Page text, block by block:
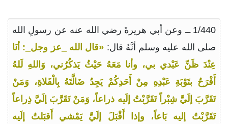
1/440 ــ وعن أبي هريرةَ رضي الله عنه عن رسولِ الله
صلى الله عليه وسلم أنَّهُ قال: «قال الله _عز وجل_: أنَا
عِنْدَ ظَنِّ عَبْدي بي، وأنا مَعَهُ حَيْثُ يَذكُرُني، وَاللهِ لَلهُ
أَفْرَحُ بتَوْبَةِ عَبْدِهِ مِنْ أَحَدِكُمْ يَجِدُ ضَالَّتَهُ بِالْفَلاةِ، وَمَنْ
تَقَرَّبَ إلَيَّ شِبْراً تَقَرَّبْتُ إلَيه ذراعاً، وَمَنْ تَقَرَّبَ إلَيَّ ذِراعاً
تَقَرَّبْتُ إليه بَاعاً، وإذا أَقْبَلَ إلَيَّ يَمْشي أَقبَلتُ إلَيه